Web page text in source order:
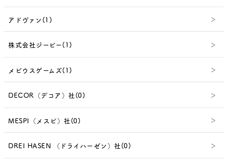
アドヴァン(1)
株式会社ジーピー(1)
メビウスゲームズ(1)
DECOR（デコア）社(0)
MESPI（メスピ）社(0)
DREI HASEN （ドライハーゼン）社(0)